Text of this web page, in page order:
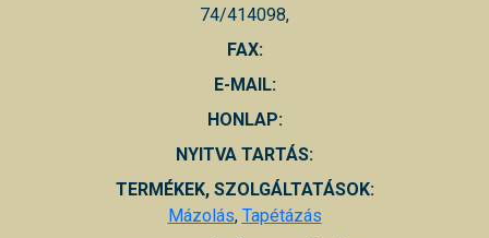
74/414098,
FAX:
E-MAIL:
HONLAP:
NYITVA TARTÁS:
TERMÉKEK, SZOLGÁLTATÁSOK:
Mázolás, Tapétázás